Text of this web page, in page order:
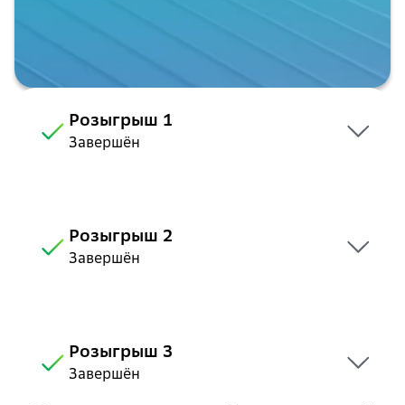
Розыгрыш 1
Завершён
Розыгрыш 2
Завершён
Розыгрыш 3
Завершён